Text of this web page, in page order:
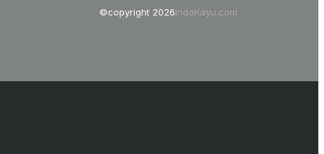
©copyright 2026IndoKayu.com